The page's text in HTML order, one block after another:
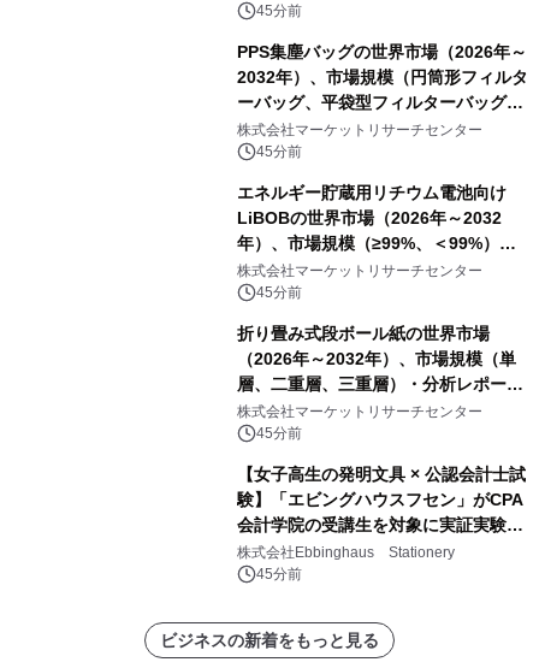
表45分前
PPS集塵バッグの世界市場（2026年～
2032年）、市場規模（円筒形フィルタ
ーバッグ、平袋型フィルターバッグ、
プリーツフィルターバッグ、その
他）・分析レポートを発表
株式会社マーケットリサーチセンター
45分前
エネルギー貯蔵用リチウム電池向け
LiBOBの世界市場（2026年～2032
年）、市場規模（≥99%、＜99%）・
分析レポートを発表
株式会社マーケットリサーチセンター
45分前
折り畳み式段ボール紙の世界市場
（2026年～2032年）、市場規模（単
層、二重層、三重層）・分析レポート
を発表
株式会社マーケットリサーチセンター
45分前
【女子高生の発明文具 × 公認会計士試
験】「エビングハウスフセン」がCPA
会計学院の受講生を対象に実証実験を
実施
株式会社Ebbinghaus Stationery
45分前
ビジネスの新着をもっと見る